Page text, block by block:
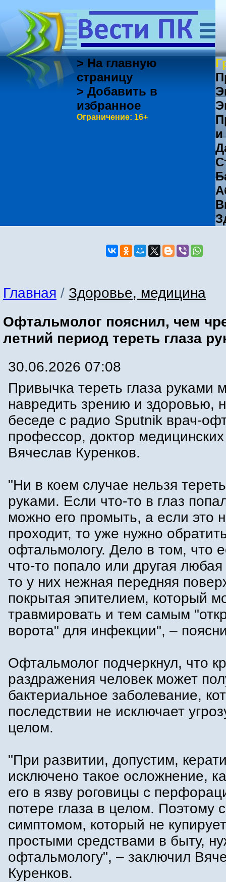
> На главную
страницу
> Добавить в
избранное
Ограничение: 16+
Главная / Здоровье, медицина
Офтальмолог пояснил, чем
летний период тереть глаза
30.06.2026 07:08
Привычка тереть глаза руками
навредить зрению и здоровью,
беседе с радио Sputnik врач-
профессор, доктор медицинских
Вячеслав Куренков.
"Ни в коем случае нельзя
руками. Если что-то в глаз
можно его промыть, а если это
проходит, то уже нужно
офтальмологу. Дело в том, что
что-то попало или другая
то у них нежная передняя
покрытая эпителием, который
травмировать и тем самым
ворота" для инфекции", –
Офтальмолог подчеркнул, что
раздражения человек может
бактериальное заболевание,
последствии не исключает
целом.
"При развитии, допустим,
исключено такое осложнение,
его в язву роговицы с
потере глаза в целом. Поэтому
симптомом, который не
простыми средствами в быту,
офтальмологу", – заключил
Куренков.